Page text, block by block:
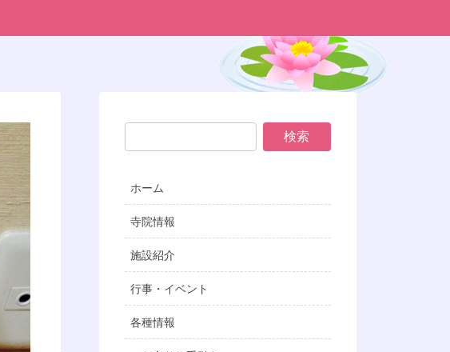
ホーム
寺院情報
施設紹介
行事・イベント
各種情報